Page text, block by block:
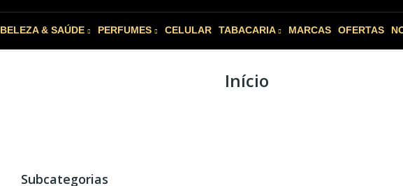
BELEZA & SAÚDE PERFUMES CELULAR TABACARIA MARCAS OFERTAS
Início
Subcategorias